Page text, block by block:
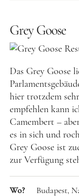
Grey Goose
Das Grey Goose
hier trotzdem
empfehlen kann
Camembert –
es in sich und
Grey Goose ist
zur Verfügung
Wo? Budapest,